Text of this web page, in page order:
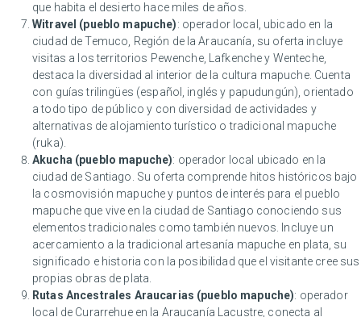
que habita el desierto hace miles de años.
Witravel (pueblo mapuche): operador local, ubicado en la
ciudad de Temuco, Región de la Araucanía, su oferta incluye
visitas a los territorios Pewenche, Lafkenche y Wenteche,
destaca la diversidad al interior de la cultura mapuche. Cuenta
con guías trilingües (español, inglés y papudungún), orientado
a todo tipo de público y con diversidad de actividades y
alternativas de alojamiento turístico o tradicional mapuche
(ruka).
Akucha (pueblo mapuche): operador local ubicado en la
ciudad de Santiago. Su oferta comprende hitos históricos bajo
la cosmovisión mapuche y puntos de interés para el pueblo
mapuche que vive en la ciudad de Santiago conociendo sus
elementos tradicionales como también nuevos. Incluye un
acercamiento a la tradicional artesanía mapuche en plata, su
significado e historia con la posibilidad que el visitante cree sus
propias obras de plata.
Rutas Ancestrales Araucarias (pueblo mapuche): operador
local de Curarrehue en la Araucanía Lacustre, conecta al